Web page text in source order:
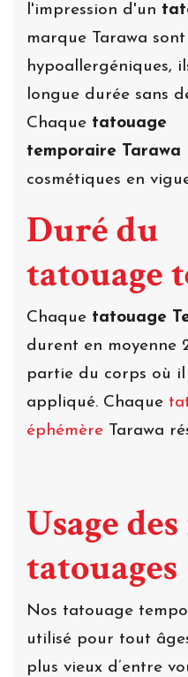
l'impression d'un
marque Tarawa
hypoallergéniques,
longue durée sans
Chaque tatouage
temporaire Tarawa
cosmétiques en
Duré du
tatouage
Chaque tatouage
durent en moyenne
partie du corps où il
appliqué. Chaque
éphémère Tarawa
Usage
tatouages
Nos tatouage
utilisé pour tout
plus vieux d’entre